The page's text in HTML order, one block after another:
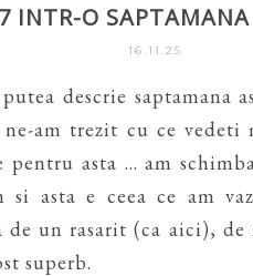
7 INTR-O
16.11.25
descrie saptamana
am trezit cu ce vedeti
pentru asta ... am
si asta e ceea ce am
un rasarit (ca aici),
superb.